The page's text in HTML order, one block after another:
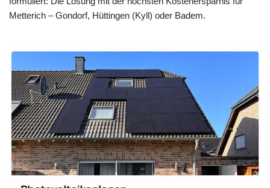
Metterich – Gondorf, Hüttingen (Kyll) oder Badem.